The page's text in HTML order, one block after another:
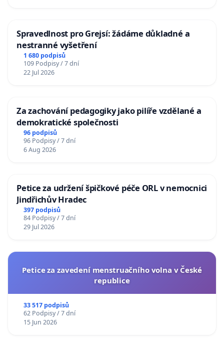
Spravedlnost pro Grejsí: žádáme důkladné a
nestranné vyšetření
1 680 podpisů
109 Podpisy / 7 dní
22 Jul 2026
Za zachování pedagogiky jako pilíře vzdělané a
demokratické společnosti
96 podpisů
96 Podpisy / 7 dní
6 Aug 2026
Petice za udržení špičkové péče ORL v nemocnici
Jindřichův Hradec
397 podpisů
84 Podpisy / 7 dní
29 Jul 2026
Petice za zavedení menstruačního volna v České
republice
33 517 podpisů
62 Podpisy / 7 dní
15 Jun 2026